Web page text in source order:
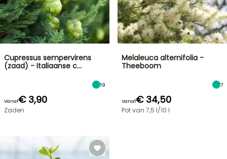
Cupressus sempervirens
(zaad) - Italiaanse c…
19
Vanaf€ 3,90
Zaden
Melaleuca alternifolia -
Theeboom
7
Vanaf€ 34,50
Pot van 7,5 l/10 l